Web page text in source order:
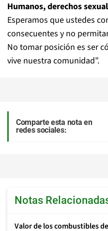
Humanos, derechos
Esperamos que ustedes
consecuentes y no
No tomar posición es ser
vive nuestra comunidad”.
Comparte esta nota en
redes sociales:
Notas
Valor de los combustibles